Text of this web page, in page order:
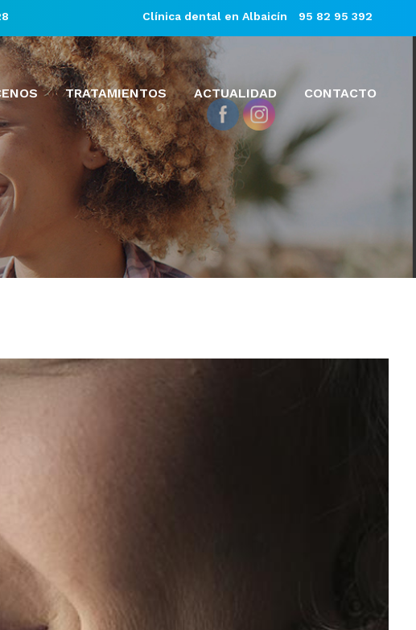
Clínica dental en Albaicín 95 82 95 392
TRATAMIENTOS ACTUALIDAD CONTACTO